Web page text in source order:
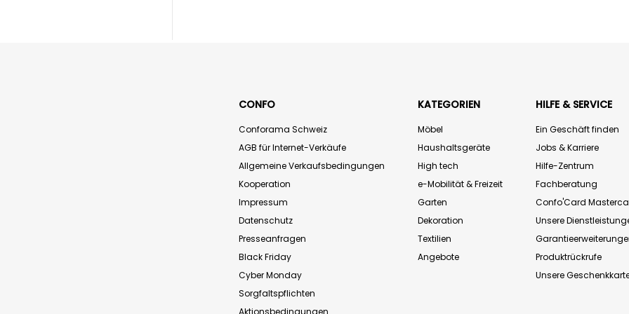
CONFO
Conforama Schweiz
AGB für Internet-Verkäufe
Allgemeine Verkaufsbedingungen
Kooperation
Impressum
Datenschutz
Presseanfragen
Black Friday
Cyber Monday
Sorgfaltspflichten
KATEGORIEN
Möbel
Haushaltsgeräte
High tech
e-Mobilität & Freizeit
Garten
Dekoration
Textilien
Angebote
HILFE & SERVICE
Ein Geschäft finden
Jobs & Karriere
Hilfe-Zentrum
Fachberatung
Confo'Card
Unsere
Produktrückrufe
Unsere